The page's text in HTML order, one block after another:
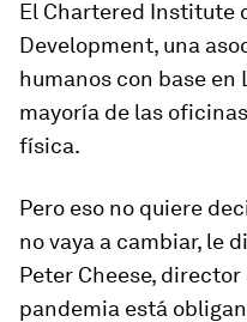
El Chartered Institute
Development, una
humanos con base en
mayoría de las
física.
Pero eso no quiere
no vaya a cambiar, le
Peter Cheese,
pandemia está